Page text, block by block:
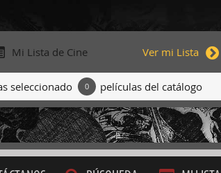
Mi Lista de Cine Ver mi Lista
seleccionado 0 películas del catálogo